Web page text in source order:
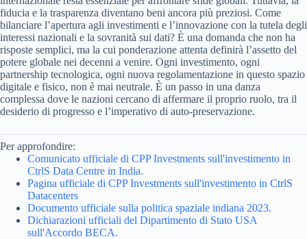
fiducia e la trasparenza diventano beni ancora più preziosi. Come
bilanciare l’apertura agli investimenti e l’innovazione con la tutela degli
interessi nazionali e la sovranità sui dati? È una domanda che non ha
risposte semplici, ma la cui ponderazione attenta definirà l’assetto del
potere globale nei decenni a venire. Ogni investimento, ogni
partnership tecnologica, ogni nuova regolamentazione in questo spazio
digitale e fisico, non è mai neutrale. È un passo in una danza
complessa dove le nazioni cercano di affermare il proprio ruolo, tra il
desiderio di progresso e l’imperativo di auto-preservazione.
Per approfondire:
Comunicato ufficiale di CPP Investments sull'investimento in
CtrlS Data Centre in India.
Pagina ufficiale di CPP Investments sull'investimento in CtrlS
Datacenters
Documento ufficiale sulla politica spaziale indiana 2023.
Dichiarazioni ufficiali del Dipartimento di Stato USA
sull'Accordo BECA.